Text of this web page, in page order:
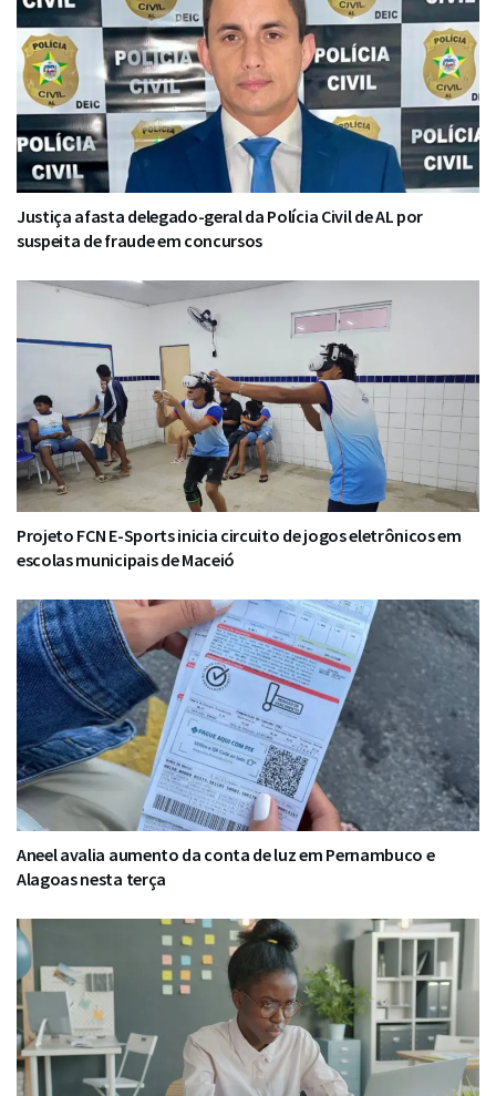
Justiça afasta delegado-geral da Polícia Civil de AL por
suspeita de fraude em concursos
Projeto FCN E-Sports inicia circuito de jogos eletrônicos em
escolas municipais de Maceió
Aneel avalia aumento da conta de luz em Pernambuco e
Alagoas nesta terça